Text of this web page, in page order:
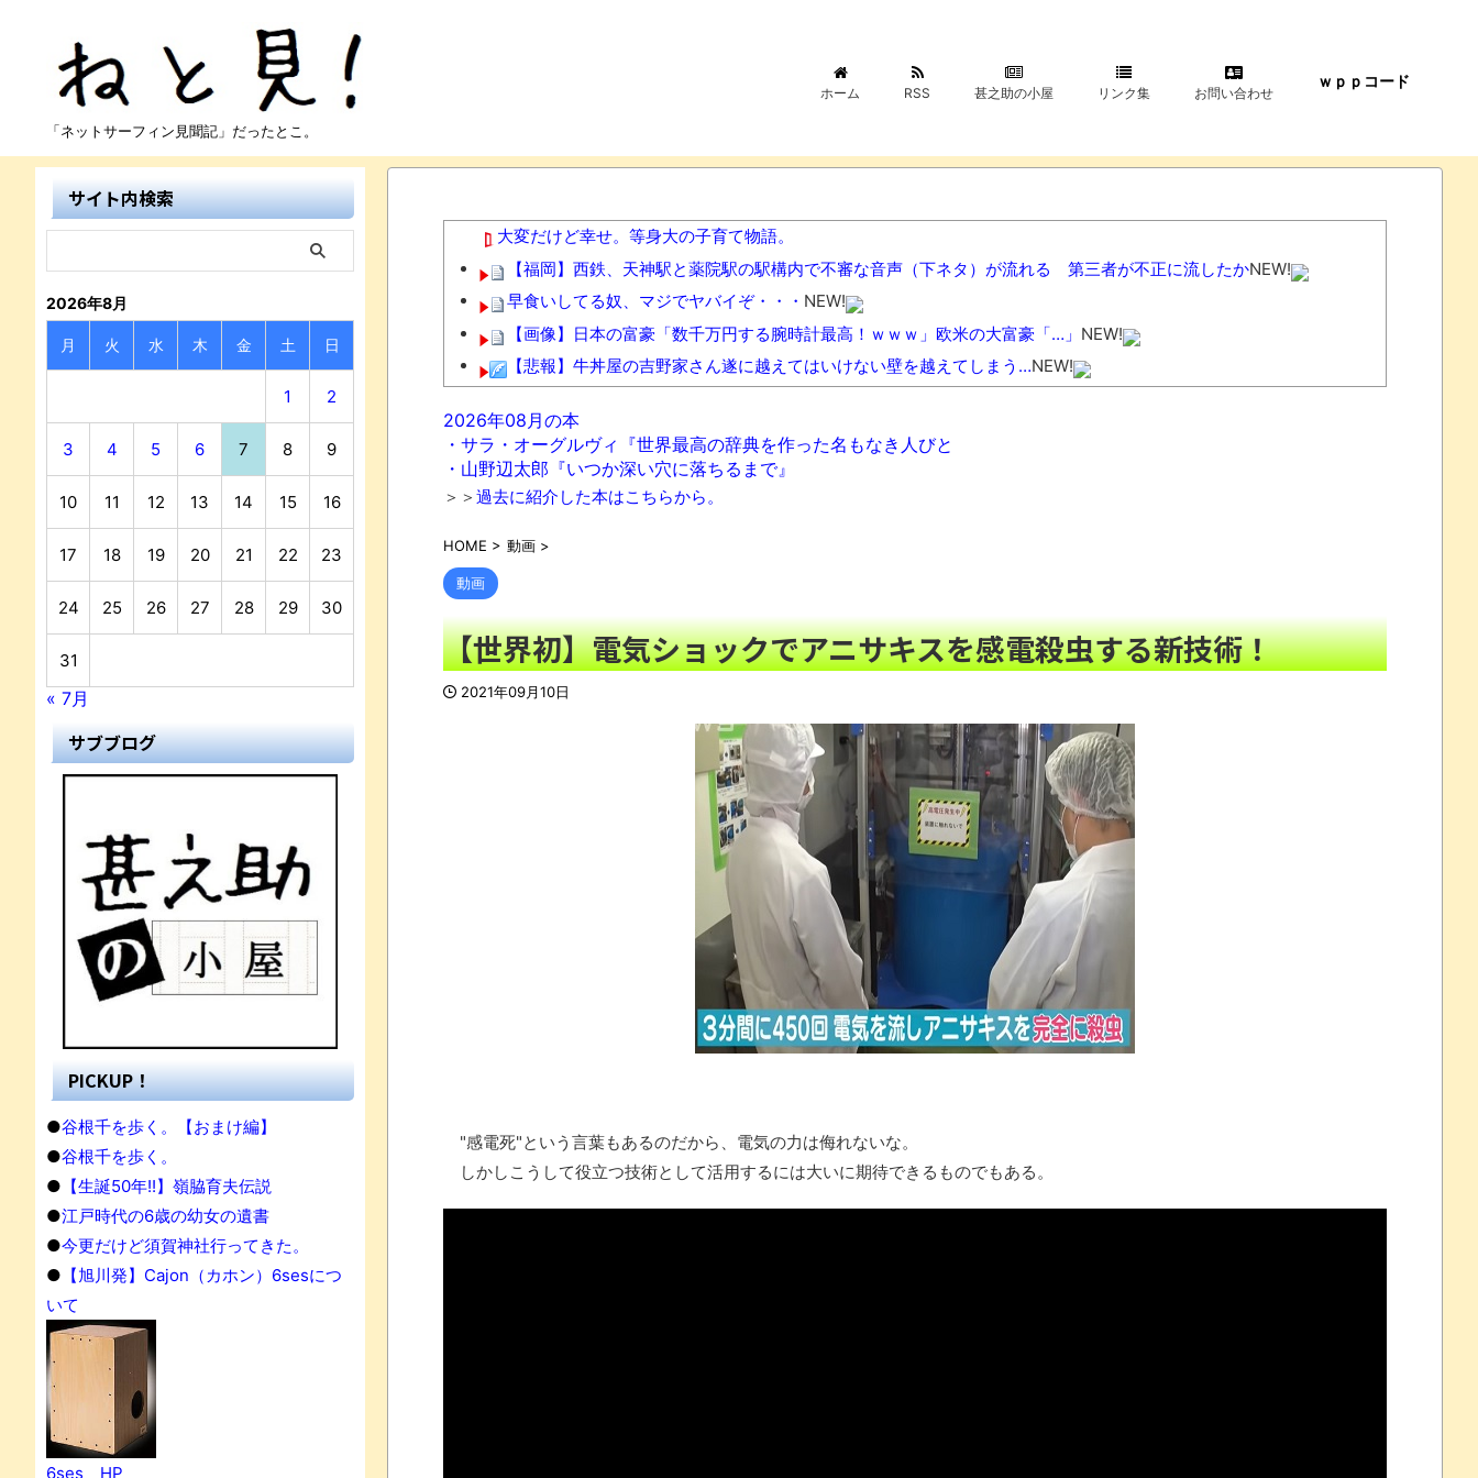
「ネットサーフィン見聞記」だったとこ。
ホーム RSS 甚之助の小屋 リンク集 お問い合わせ
ｗｐｐコード
大変だけど幸せ。等身大の子育て物語。
【福岡】西鉄、天神駅と薬院駅の駅構内で不審な音声（下ネタ）が流れる 第三者が不正に流したかNEW!
早食いしてる奴、マジでヤバイぞ・・・ NEW!
【画像】日本の富豪「数千万円する腕時計最高！ｗｗｗ」欧米の大富豪「…」 NEW!
【悲報】牛丼屋の吉野家さん遂に越えてはいけない壁を越えてしまう…NEW!
ワイの妻(35)、町内会の掃除から汗だくで帰宅ｗｗｗｗｗｗ
【画像】このボケて、破壊力ありすぎてクッソワロタｗｗｗｗｗｗｗｗｗ
【有能】政府「トラックはサービスエリア利用有料化すればサボらず走るし流問題解決じゃね？」
「これで11万取られたの!?」あるX民が玄関ドアノブの修理を頼んだら…とんでもない事になった
NEW!
【07日の新刊】「魔女と傭兵 9」「転生したら第七王子だったので、気ままに魔術を極めます 24」「ポンコツ魔王
の田舎暮らし 6」
【AI】ルイス・フロイスが歌う『日本史』
週間少年ジャンプのグッズ(43億円分)を注文してキャンセルした32歳女が逮捕
「題名のない音楽会」ゲーム音楽批判から36年 ～因果な逆転劇～
ロープと滑車と犬マスクでエクストリーム変身。
お前らの身体の悩み教えてくれ
『FF15』が発売10周年！ノクティスフィギュアなどが当たる記念くじが登場です
みんななんだかんだ言ってお金持ってんじゃん
「アメリカのヤンキーがアジア人にケンカを売った結果ｗｗｗ」 ほか
マケイン9巻＆アニメ公式ガイド感想
独学で挑んだ2026年二級建築士学科試験結果速報（仮）
2026年08月の本
・サラ・オーグルヴィ『世界最高の辞典を作った名もなき人びと
・山野辺太郎『いつか深い穴に落ちるまで』
＞＞ 過去に紹介した本はこちらから。
HOME > 動画 >
動画
【世界初】電気ショックでアニサキスを感電殺虫する新技術！
2021年09月10日
"感電死"という言葉もあるのだから、電気の力は侮れないな。
しかしこうして役立つ技術として活用するには大いに期待できるものでもある。
サイト内検索
2026年8月
月 火 水 木 金 土 日
1 2
3 4 5 6 7 8 9
10 11 12 13 14 15 16
17 18 19 20 21 22 23
24 25 26 27 28 29 30
31
« 7月
サブブログ
PICKUP！
●谷根千を歩く。【おまけ編】
●谷根千を歩く。
● 【生誕50年!!】嶺脇育夫伝説
●江戸時代の6歳の幼女の遺書
●今更だけど須賀神社行ってきた。
● 【旭川発】Cajon（カホン）6sesにつ
いて
6ses HP